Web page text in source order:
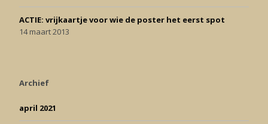
ACTIE: vrijkaartje voor wie de poster het eerst spot
14 maart 2013
Archief
april 2021